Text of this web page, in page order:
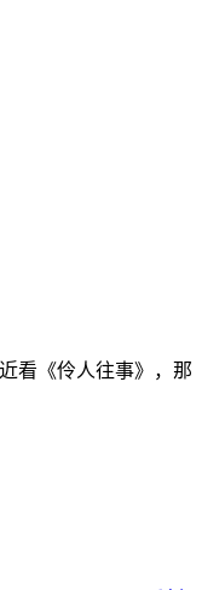
看《伶人往事》，那